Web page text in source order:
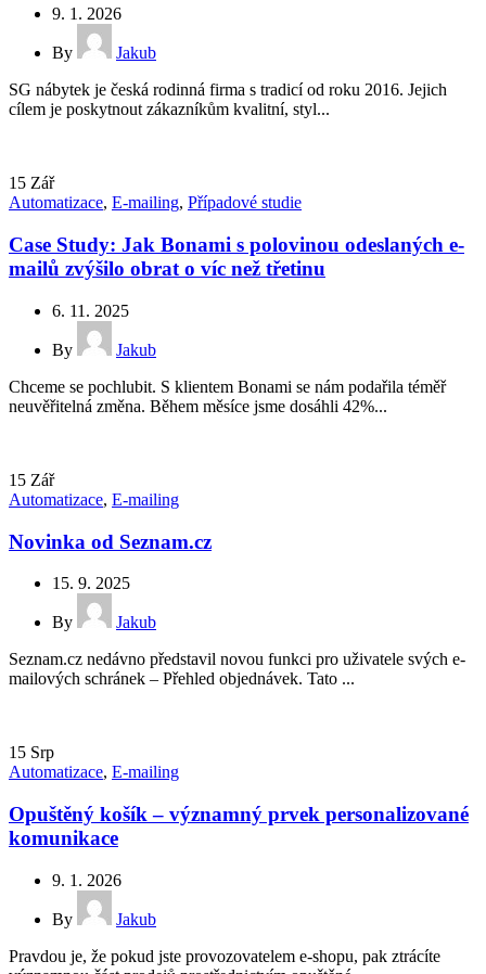
9. 1. 2026
By
Jakub
SG nábytek je česká rodinná firma s tradicí od roku 2016. Jejich
cílem je poskytnout zákazníkům kvalitní, styl...
15 Zář
Automatizace, E-mailing, Případové studie
Case Study: Jak Bonami s polovinou odeslaných e-
mailů zvýšilo obrat o víc než třetinu
6. 11. 2025
By
Jakub
Chceme se pochlubit. S klientem Bonami se nám podařila téměř
neuvěřitelná změna. Během měsíce jsme dosáhli 42%...
15 Zář
Automatizace, E-mailing
Novinka od Seznam.cz
15. 9. 2025
By
Jakub
Seznam.cz nedávno představil novou funkci pro uživatele svých e-
mailových schránek – Přehled objednávek. Tato ...
15 Srp
Automatizace, E-mailing
Opuštěný košík – významný prvek personalizované
komunikace
9. 1. 2026
By
Jakub
Pravdou je, že pokud jste provozovatelem e-shopu, pak ztrácíte